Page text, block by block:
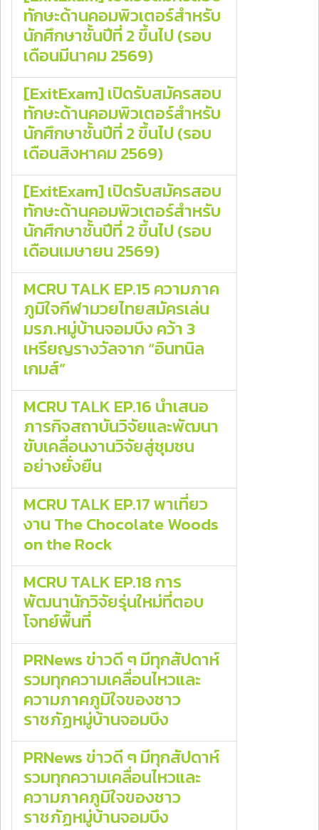
ทักษะด้านคอมพิวเตอร์สำหรับ
นักศึกษาชั้นปีที่ 2 ขึ้นไป (รอบ
เดือนมีนาคม 2569)
[ExitExam] เปิดรับสมัครสอบ
ทักษะด้านคอมพิวเตอร์สำหรับ
นักศึกษาชั้นปีที่ 2 ขึ้นไป (รอบ
เดือนสิงหาคม 2569)
[ExitExam] เปิดรับสมัครสอบ
ทักษะด้านคอมพิวเตอร์สำหรับ
นักศึกษาชั้นปีที่ 2 ขึ้นไป (รอบ
เดือนเมษายน 2569)
MCRU TALK EP.15 ความภาค
ภูมิใจกีฬามวยไทยสมัครเล่น
มรภ.หมู่บ้านจอมบึง คว้า 3
เหรียญรางวัลจาก “อินทนิล
เกมส์”
MCRU TALK EP.16 นำเสนอ
ภารกิจสถาบันวิจัยและพัฒนา
ขับเคลื่อนงานวิจัยสู่ชุมชน
อย่างยั่งยืน
MCRU TALK EP.17 พาเที่ยว
งาน The Chocolate Woods
on the Rock
MCRU TALK EP.18 การ
พัฒนานักวิจัยรุ่นใหม่ที่ตอบ
โจทย์พื้นที่
PRNews ข่าวดี ๆ มีทุกสัปดาห์
รวมทุกความเคลื่อนไหวและ
ความภาคภูมิใจของชาว
ราชภัฏหมู่บ้านจอมบึง
PRNews ข่าวดี ๆ มีทุกสัปดาห์
รวมทุกความเคลื่อนไหวและ
ความภาคภูมิใจของชาว
ราชภัฏหมู่บ้านจอมบึง